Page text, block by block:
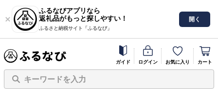
ふるなびアプリなら
返礼品がもっと探しやすい！
ふるさと納税サイト「ふるなび」
開く
ガイド ログイン お気に入り カート
キーワードを入力